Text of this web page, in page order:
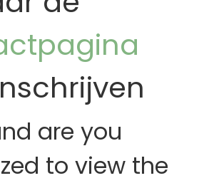
are you
to view the